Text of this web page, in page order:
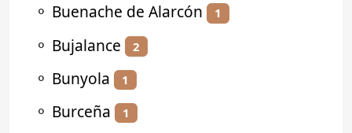
⚬ Buenache de Alarcón 1
⚬ Bujalance 2
⚬ Bunyola 1
⚬ Burceña 1